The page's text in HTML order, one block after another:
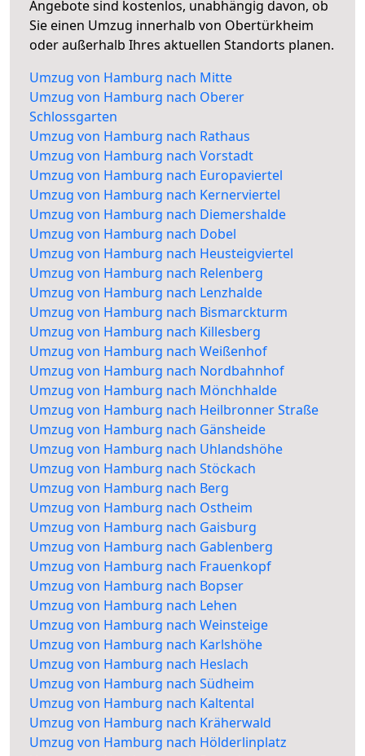
Angebote sind kostenlos, unabhängig davon, ob
Sie einen Umzug innerhalb von Obertürkheim
oder außerhalb Ihres aktuellen Standorts planen.
Umzug von Hamburg nach Mitte
Umzug von Hamburg nach Oberer
Schlossgarten
Umzug von Hamburg nach Rathaus
Umzug von Hamburg nach Vorstadt
Umzug von Hamburg nach Europaviertel
Umzug von Hamburg nach Kernerviertel
Umzug von Hamburg nach Diemershalde
Umzug von Hamburg nach Dobel
Umzug von Hamburg nach Heusteigviertel
Umzug von Hamburg nach Relenberg
Umzug von Hamburg nach Lenzhalde
Umzug von Hamburg nach Bismarckturm
Umzug von Hamburg nach Killesberg
Umzug von Hamburg nach Weißenhof
Umzug von Hamburg nach Nordbahnhof
Umzug von Hamburg nach Mönchhalde
Umzug von Hamburg nach Heilbronner Straße
Umzug von Hamburg nach Gänsheide
Umzug von Hamburg nach Uhlandshöhe
Umzug von Hamburg nach Stöckach
Umzug von Hamburg nach Berg
Umzug von Hamburg nach Ostheim
Umzug von Hamburg nach Gaisburg
Umzug von Hamburg nach Gablenberg
Umzug von Hamburg nach Frauenkopf
Umzug von Hamburg nach Bopser
Umzug von Hamburg nach Lehen
Umzug von Hamburg nach Weinsteige
Umzug von Hamburg nach Karlshöhe
Umzug von Hamburg nach Heslach
Umzug von Hamburg nach Südheim
Umzug von Hamburg nach Kaltental
Umzug von Hamburg nach Kräherwald
Umzug von Hamburg nach Hölderlinplatz